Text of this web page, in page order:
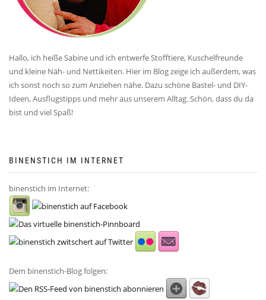
Hallo, ich heiße Sabine und ich entwerfe Stofftiere, Kuschelfreunde
und kleine Näh- und Nettikeiten. Hier im Blog zeige ich außerdem, was
ich sonst noch so zum Anziehen nähe. Dazu schöne Bastel- und DIY-
Ideen, Ausflugstipps und mehr aus unserem Alltag. Schön, dass du da
bist und viel Spaß!
BINENSTICH IM INTERNET
binenstich im Internet:
Dem binenstich-Blog folgen: